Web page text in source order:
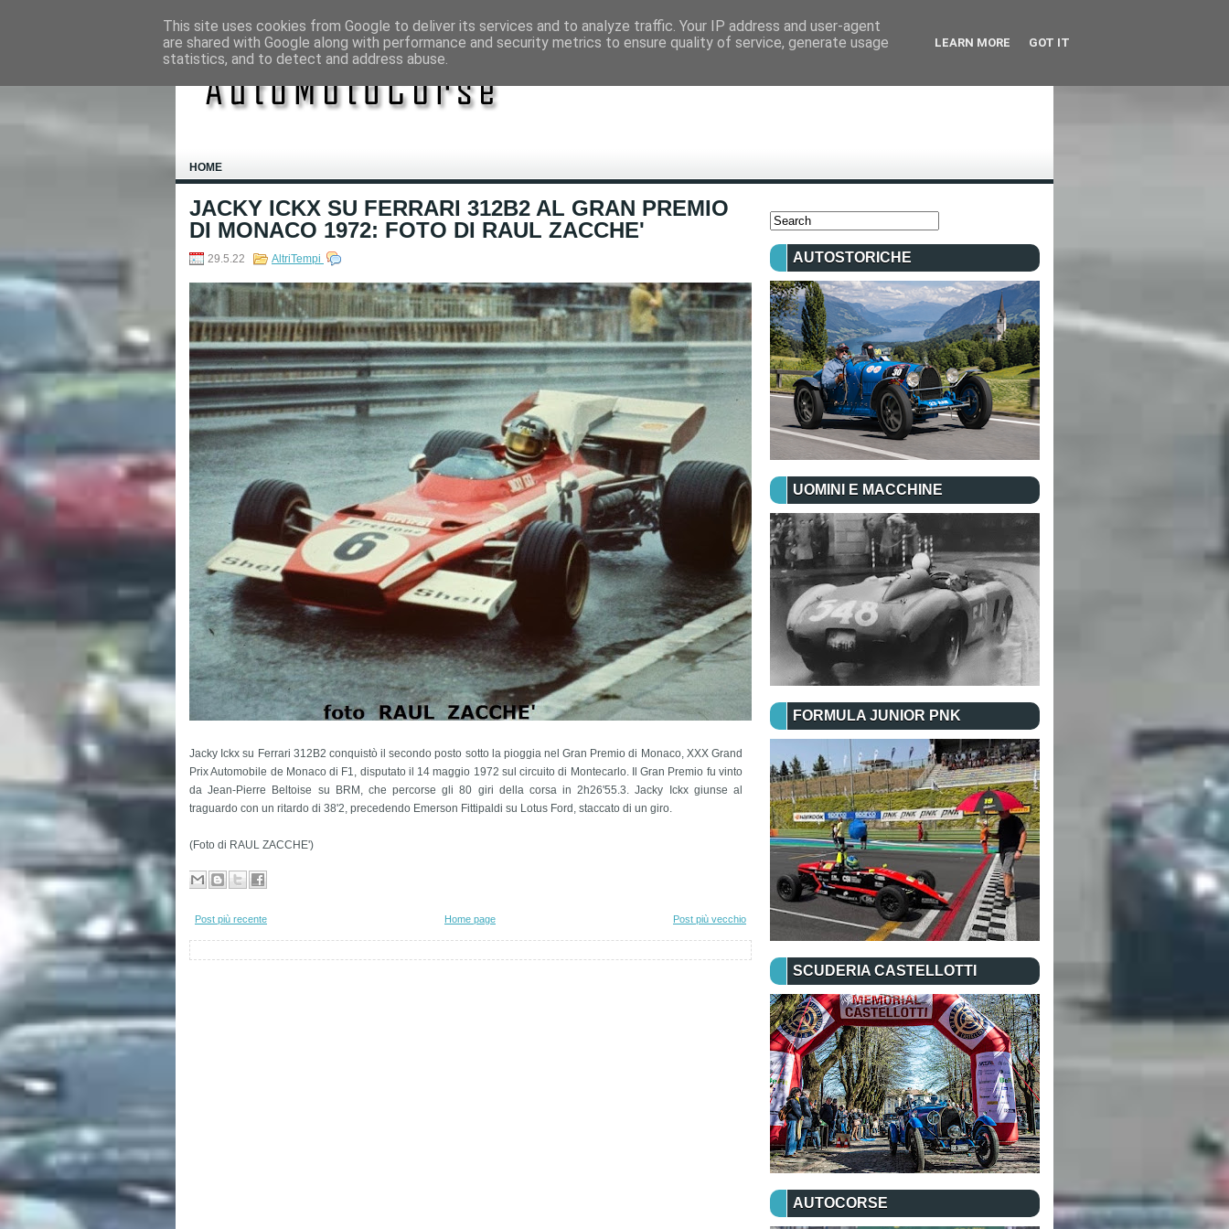
HOME
JACKY ICKX SU FERRARI 312B2 AL GRAN PREMIO
DI MONACO 1972: FOTO DI RAUL ZACCHE'
29.5.22 AltriTempi
Jacky Ickx su Ferrari 312B2 conquistò il secondo posto sotto la pioggia nel Gran Premio di Monaco, XXX Grand
Prix Automobile de Monaco di F1, disputato il 14 maggio 1972 sul circuito di Montecarlo. Il Gran Premio fu vinto
da Jean-Pierre Beltoise su BRM, che percorse gli 80 giri della corsa in 2h26'55.3. Jacky Ickx giunse al
traguardo con un ritardo di 38'2, precedendo Emerson Fittipaldi su Lotus Ford, staccato di un giro.
(Foto di RAUL ZACCHE')
Post più recente Post più vecchio
Home page
AUTOSTORICHE
UOMINI E MACCHINE
FORMULA JUNIOR PNK
SCUDERIA CASTELLOTTI
AUTOCORSE
This site uses cookies from Google to deliver its services and to analyze traffic. Your IP address and user-agent
are shared with Google along with performance and security metrics to ensure quality of service, generate usage
statistics, and to detect and address abuse.
LEARN MORE GOT IT